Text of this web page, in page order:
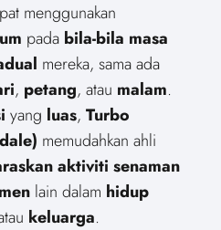
menggunakan
pada bila-bila masa
mereka, sama ada
, petang, atau malam.
yang luas, Turbo
memudahkan ahli
aktiviti senaman
lain dalam hidup
keluarga.